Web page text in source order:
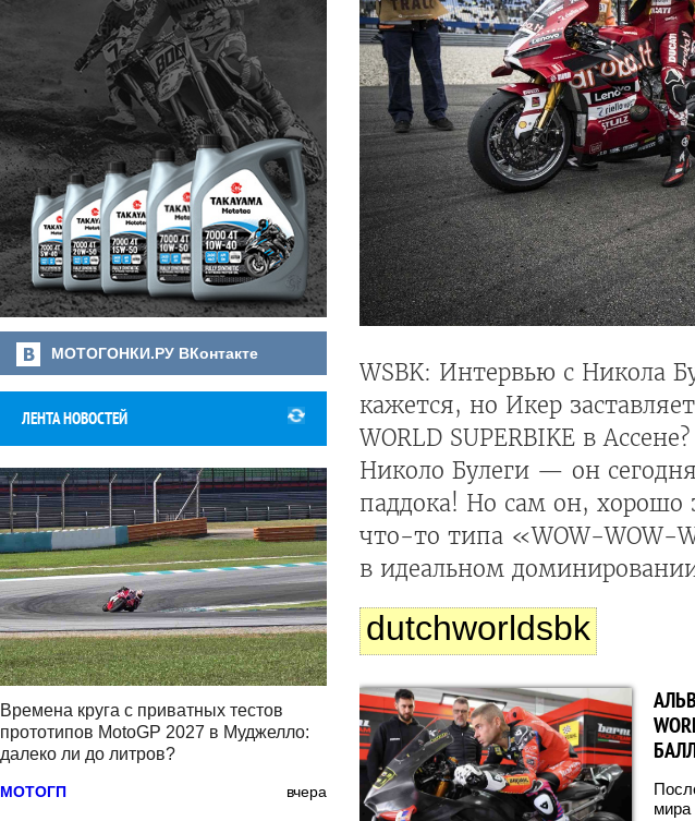
МОТОГОНКИ.РУ ВКонтакте
ЛЕНТА НОВОСТЕЙ
Времена круга с приватных тестов
прототипов MotoGP 2027 в Муджелло:
далеко ли до литров?
МОТОГП вчера
WSBK: Интервью с Никола
кажется, но Икер
WORLD SUPERBIKE в
Николо Булеги — он
паддока! Но сам он, хорошо
что-то типа «WOW-WOW-
в идеальном
dutchworldsbk
мира